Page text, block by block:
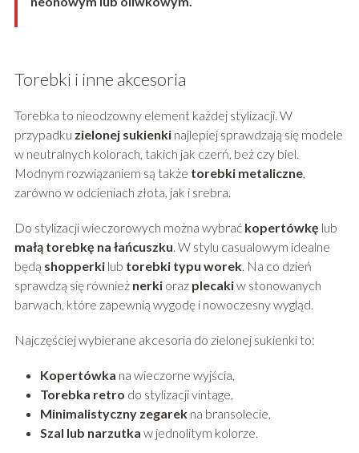
Torebki i inne akcesoria
Torebka to nieodzowny element każdej stylizacji. W
przypadku zielonej sukienkinajlepiej sprawdzają się modele
w neutralnych kolorach, takich jak czerń, beż czy biel.
Modnym rozwiązaniem są także torebki metaliczne,
zarówno w odcieniach złota, jak i srebra.
Do stylizacji wieczorowych można wybrać kopertówkę lub
małą torebkę na łańcuszku. W stylu casualowym idealne
będą shopperkilub torebki typu worek. Na co dzień
sprawdzą się również nerkioraz plecakiw stonowanych
barwach, które zapewnią wygodę i nowoczesny wygląd.
Najczęściej wybierane akcesoria do zielonej sukienki to:
Kopertówka na wieczorne wyjścia,
Torebka retro do stylizacji vintage,
Minimalistyczny zegarekna bransolecie,
Szal lub narzutka w jednolitym kolorze.